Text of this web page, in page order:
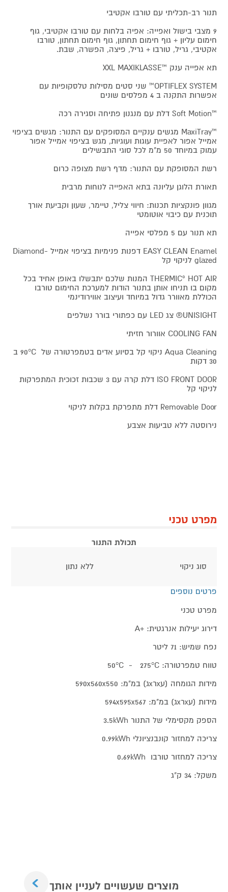
תנור רב-תכליתי עם טורבו אקטיבי
9 מצבי בישול ואפייה: אפיה בלחות עם טורבו אקטיבי, גוף
חימום עליון + גוף חימום תחתון, גוף חימום תחתון, טורבו
אקטיבי, גריל, טורבו + גריל, פיצה, הפשרה, שבת.
תא אפייה ענק ™XXL MAXIKLASSE
OPTIFLEX SYSTEM™ שני סטים מסילות טלסקופיות עם
אפשרות התקנה ב 4 מפלסים שונים
™Soft Motion דלת עם מנגנון פתיחה וסגירה רכה
™MaxiTray מגשים ענקיים המסופקים עם התנור: מגשים בציפוי
אמייל אפור לאפיית עוגות ועוגיות, מגש בציפוי אמייל אפור
עמוק במיוחד 50 מ"מ לכל סוגי התבשילים
רשת המסופקת עם התנור: מדף רשת מצופה כרום
תאורת הלוגן עליונה בתא האפייה לנוחות מרבית
מגוון פונקציות תכנות: חיווי צליל, טיימר, שעון וקביעת אורך
תוכנית עם כיבוי אוטומטי
תא תנור עם 5 מפלסי אפייה
EASY CLEAN Enamel דפנות פנימיות בציפוי אמייל Diamond-
glazed לניקוי קל
THERMICº HOT AIR המנות שלכם יתבשלו באופן אחיד בכל
מקום בו תניחו אותן בתנור הודות למערכת החימום טורבו
הכוללת מאוורר גדול במיוחד ועיצוב אווירודינמי
UNISIGHT® צג LED עם כפתורי בורר נשלפים
COOLING FAN אוורור חזיתי
Aqua Cleaning ניקוי קל בסיוע אדים בטמפרטורה של 90°C ב
30 דקות
ISO FRONT DOOR דלת קרה עם 3 שכבות זכוכית המתפרקות
לניקוי קל
Removable Door דלת מתפרקת בקלות לניקוי
נירוסטה ללא טביעות אצבע
מפרט טכני
תכולת התנור
סוג ניקוי ללא נתון
פרטים נוספים
מפרט טכני
דירוג יעילות אנרגטית: +A
נפח שמיש: 71 ליטר
טווח טמפרטורה: 50°C - 275°C
מידות הגומחה (עxרxג) במ"מ: 590x560x550
מידות (עxרxג) במ"מ: 594x595x567
הספק מקסימלי של התנור 3.5kWh
צריכה למחזור קונבנציונלי 0.99kWh
צריכה למחזור טורבו 0.69kWh
משקל: 34 ק"ג
מוצרים שעשויים לעניין אותך